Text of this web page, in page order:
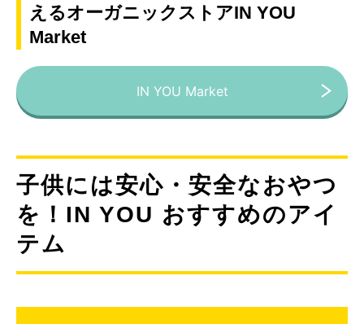
えるオーガニックストアIN YOU
Market
IN YOU Market
子供には安心・安全なおやつ
を！IN YOU おすすめのアイ
テム